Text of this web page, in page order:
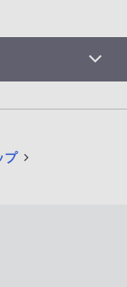
プ